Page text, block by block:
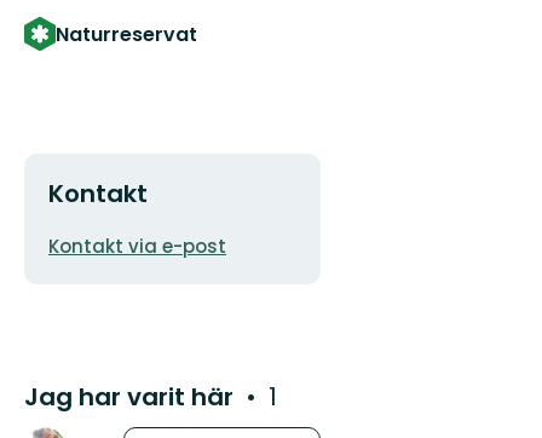
Naturreservat
Kontakt
E-
Kontakt via e-post
Jag har varit här 1